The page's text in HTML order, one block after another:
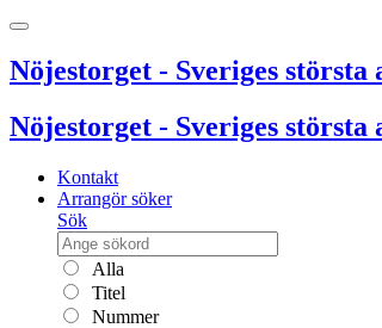
Nöjestorget - Sveriges
Nöjestorget - Sveriges
Kontakt
Arrangör söker
Sök
Alla
Titel
Nummer